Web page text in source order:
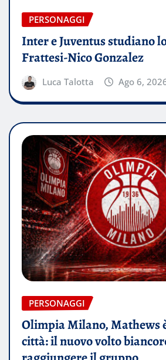
PERSONAGGI
Inter e Juventus studiano
Frattesi-Nico Gonzalez
Luca Talotta Ago 6,
PERSONAGGI
Olimpia Milano, Mathews
città: il nuovo volto